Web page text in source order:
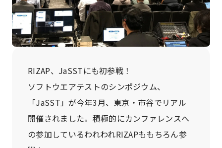
RIZAP、JaSSTにも初参戦！
ソフトウエアテストのシンポジウム、
「JaSST」が今年3月、東京・市谷でリアル
開催されました。積極的にカンファレンスへ
の参加しているわれわれRIZAPももちろん参